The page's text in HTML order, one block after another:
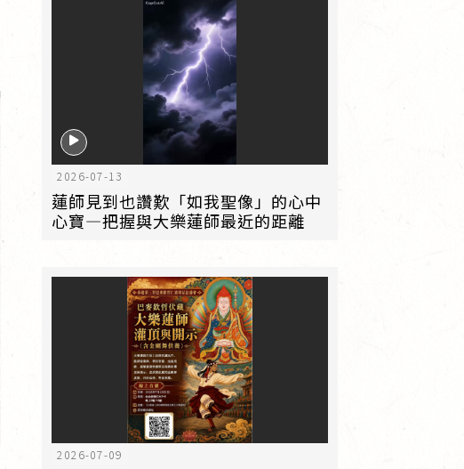
2026-07-13
蓮師見到也讚歎「如我聖像」的心中
心寶—把握與大樂蓮師最近的距離
2026-07-09